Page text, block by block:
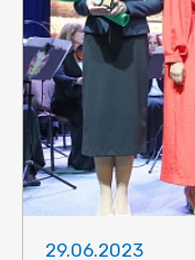
29.06.2023